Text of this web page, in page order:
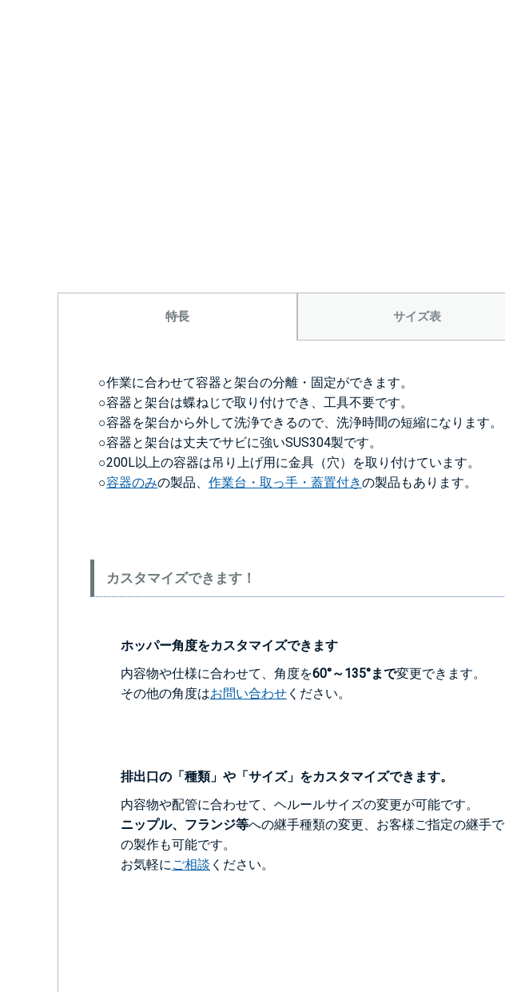
特長 サイズ表
○作業に合わせて容器と架台の分離・固定ができます。
○容器と架台は蝶ねじで取り付けでき、工具不要です。
○容器を架台から外して洗浄できるので、洗浄時間の短縮になります。
○容器と架台は丈夫でサビに強いSUS304製です。
○200L以上の容器は吊り上げ用に金具（穴）を取り付けています。
○容器のみの製品、 作業台・取っ手・蓋置付きの製品もあります。
カスタマイズできます！
ホッパー角度をカスタマイズできます
内容物や仕様に合わせて、角度を60°～135°まで変更できます。
その他の角度はお問い合わせください。
排出口の「種類」や「サイズ」をカスタマイズできます。
内容物や配管に合わせて、ヘルールサイズの変更が可能です。
ニップル、フランジ等への継手種類の変更、お客様ご指定の継手で
の製作も可能です。
お気軽に ご相談 ください。